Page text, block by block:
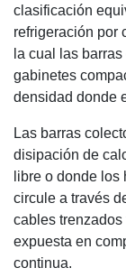
clasificación
refrigeración por
la cual las
gabinetes
densidad donde
Las barras
disipación de
libre o donde
circule a través
cables trenzados
expuesta en
continua.